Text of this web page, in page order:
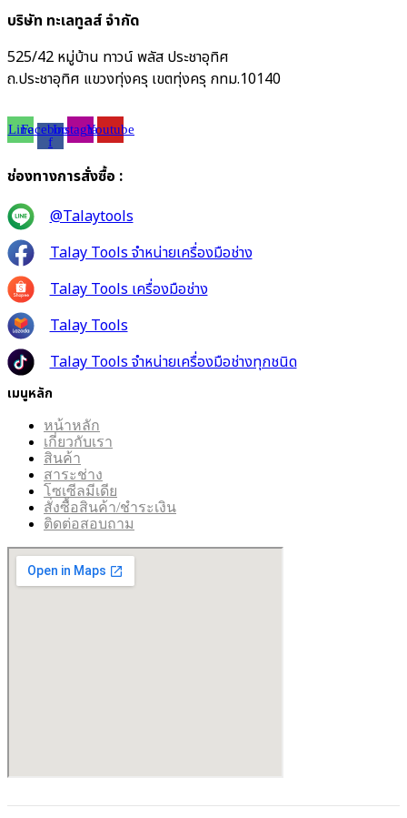
บริษัท ทะเลทูลส์ จำกัด
525/42 หมู่บ้าน ทาวน์ พลัส ประชาอุทิศ
ถ.ประชาอุทิศ แขวงทุ่งครุ เขตทุ่งครุ กทม.10140
LineFacebook-
f
InstagramYoutube
ช่องทางการสั่งซื้อ :
@Talaytools
Talay Tools จำหน่ายเครื่องมือช่าง
Talay Tools เครื่องมือช่าง
Talay Tools
Talay Tools จำหน่ายเครื่องมือช่างทุกชนิด
เมนูหลัก
หน้าหลัก
เกี่ยวกับเรา
สินค้า
สาระช่าง
โซเซีลมีเดีย
สั่งซื้อสินค้า/ชำระเงิน
ติดต่อสอบถาม